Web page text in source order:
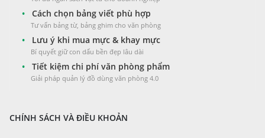
• Cách chọn bảng viết phù hợp
Tư vấn bảng từ, bảng ghim cho văn phòng
• Lưu ý khi mua mực & khay mực
Bí quyết giữ con dấu bền đẹp lâu dài
• Tiết kiệm chi phí văn phòng phẩm
Giải pháp quản lý đồ dùng văn phòng 4.0
CHÍNH SÁCH VÀ ĐIỀU KHOẢN